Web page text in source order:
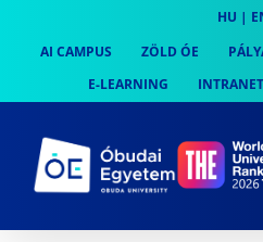
content
HU |
AI CAMPUS
ZÖLD ÓE
E-LEARNING
INTRANET